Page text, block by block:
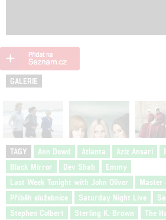
GALERIE
TAGY Ann Dowd Atlanta Aziz Ansari
Black Mirror
Dev Shah
Emmy
Last Week Tonight with John Oliver
Master
Příběh služebnice
Saturday Night Live
Stephen Colbert
Sterling K. Brown The